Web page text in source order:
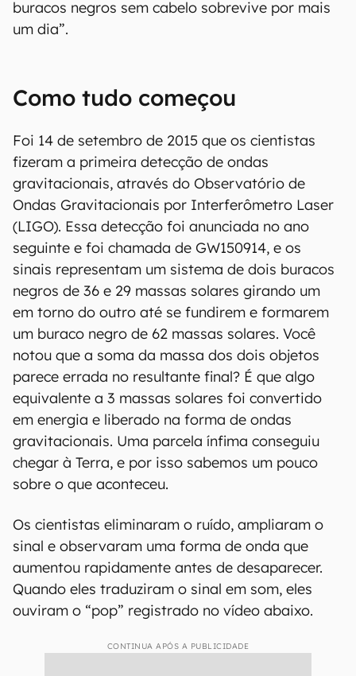
buracos negros sem cabelo sobrevive por mais
um dia”.
Como tudo começou
Foi 14 de setembro de 2015 que os cientistas
fizeram a primeira detecção de ondas
gravitacionais, através do Observatório de
Ondas Gravitacionais por Interferômetro Laser
(LIGO). Essa detecção foi anunciada no ano
seguinte e foi chamada de GW150914, e os
sinais representam um sistema de dois buracos
negros de 36 e 29 massas solares girando um
em torno do outro até se fundirem e formarem
um buraco negro de 62 massas solares. Você
notou que a soma da massa dos dois objetos
parece errada no resultante final? É que algo
equivalente a 3 massas solares foi convertido
em energia e liberado na forma de ondas
gravitacionais. Uma parcela ínfima conseguiu
chegar à Terra, e por isso sabemos um pouco
sobre o que aconteceu.
Os cientistas eliminaram o ruído, ampliaram o
sinal e observaram uma forma de onda que
aumentou rapidamente antes de desaparecer.
Quando eles traduziram o sinal em som, eles
ouviram o “pop” registrado no vídeo abaixo.
CONTINUA APÓS A PUBLICIDADE